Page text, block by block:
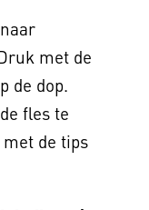
met de
de dop.
fles te
de tips